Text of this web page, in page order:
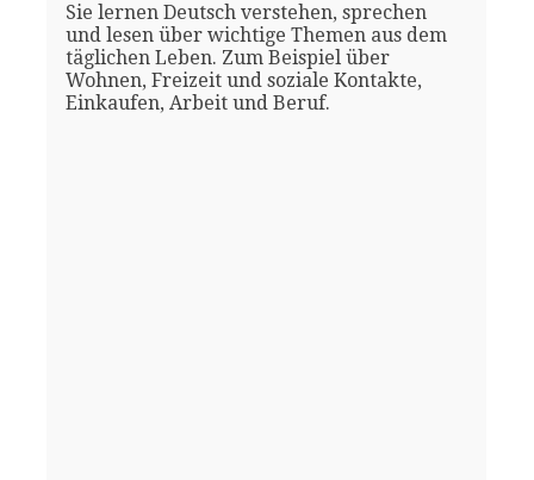
Sie lernen Deutsch verstehen, sprechen
und lesen über wichtige Themen aus dem
täglichen Leben. Zum Beispiel über
Wohnen, Freizeit und soziale Kontakte,
Einkaufen, Arbeit und Beruf.